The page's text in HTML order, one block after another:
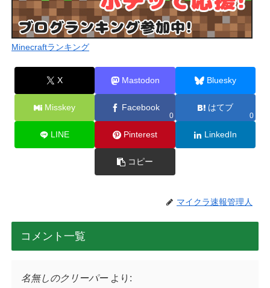
Minecraftランキング
X Mastodon Bluesky
Misskey Facebook
0
はてブ
0
LINE Pinterest LinkedIn
コピー
マイクラ速報管理人
コメント一覧
名無しのクリーパー より: